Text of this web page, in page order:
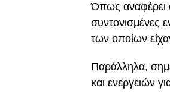
Όπως αναφέρει
συντονισμένες
των οποίων
Παράλληλα,
και ενεργειών